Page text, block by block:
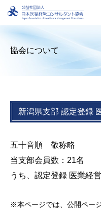
協会について
新潟県支部 認定登録
五十音順 敬称略
当支部会員数：21名
うち、認定登録 医業経
本ページでは、公開ペー